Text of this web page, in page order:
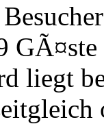
GÃ¤ste
liegt